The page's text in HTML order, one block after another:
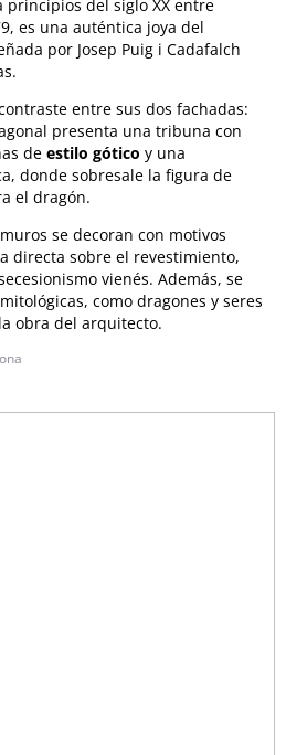
principios del siglo XX entre
es una auténtica joya del
por Josep Puig i Cadafalch
entre sus dos fachadas:
presenta una tribuna con
de estilo gótico y una
donde sobresale la figura de
el dragón.
se decoran con motivos
directa sobre el revestimiento,
vienés. Además, se
como dragones y seres
obra del arquitecto.